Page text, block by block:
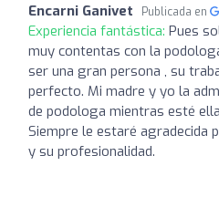
Encarni Ganivet Publicada en
Experiencia fantástica: Pues
muy contentas con la
ser una gran persona , su
perfecto. Mi madre y yo la
de podologa mientras esté
Siempre le estaré agradecida
y su profesionalidad.